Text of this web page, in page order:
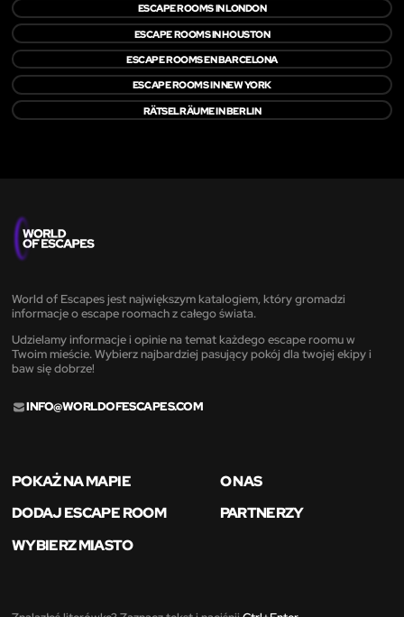
ESCAPE ROOMS IN LONDON
ESCAPE ROOMS IN HOUSTON
ESCAPE ROOMS EN BARCELONA
ESCAPE ROOMS IN NEW YORK
RÄTSELRÄUME IN BERLIN
World of Escapes jest największym katalogiem, który gromadzi
informacje o escape roomach z całego świata.
Udzielamy informacje i opinie na temat każdego escape roomu w
Twoim mieście. Wybierz najbardziej pasujący pokój dla twojej ekipy i
baw się dobrze!
INFO@WORLDOFESCAPES.COM
POKAŻ NA MAPIE
O NAS
DODAJ ESCAPE ROOM
PARTNERZY
WYBIERZ MIASTO